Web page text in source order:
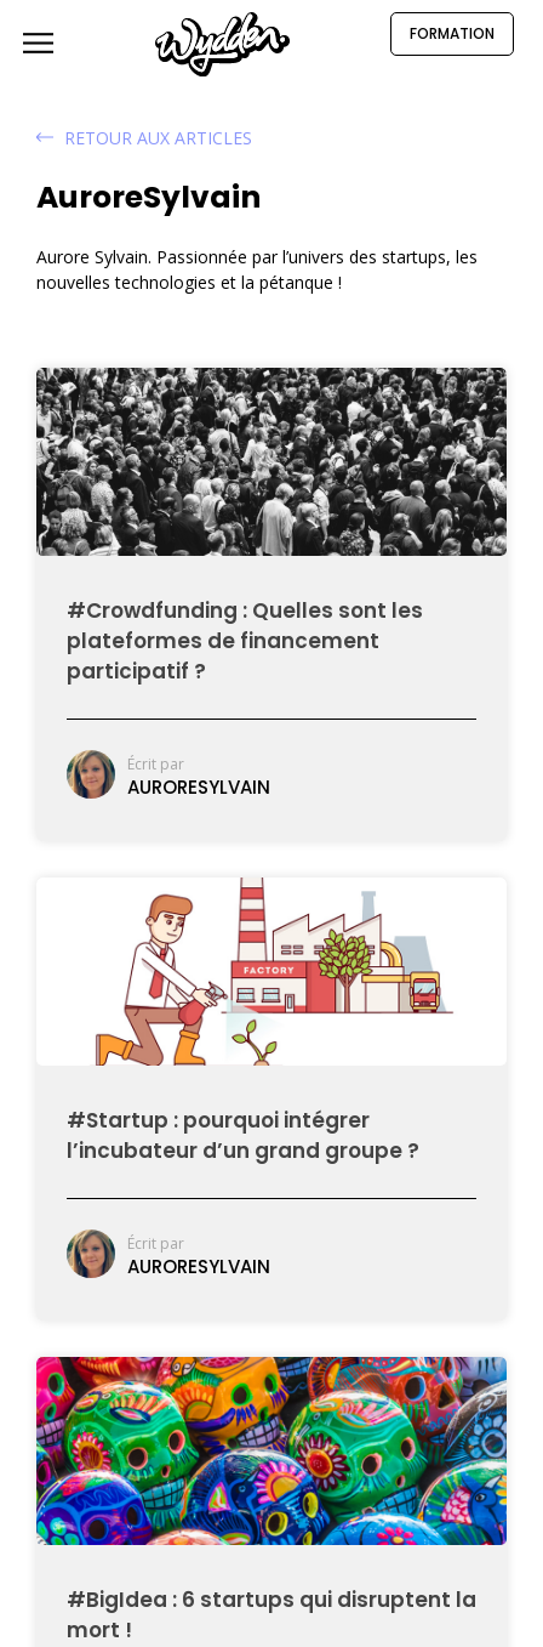
FORMATION
RETOUR AUX ARTICLES
AuroreSylvain
Aurore Sylvain. Passionnée par l’univers des startups, les
nouvelles technologies et la pétanque !
#Crowdfunding : Quelles sont les
plateformes de financement
participatif ?
Écrit par
AURORESYLVAIN
#Startup : pourquoi intégrer
l’incubateur d’un grand groupe ?
Écrit par
AURORESYLVAIN
#BigIdea : 6 startups qui disruptent la
mort !